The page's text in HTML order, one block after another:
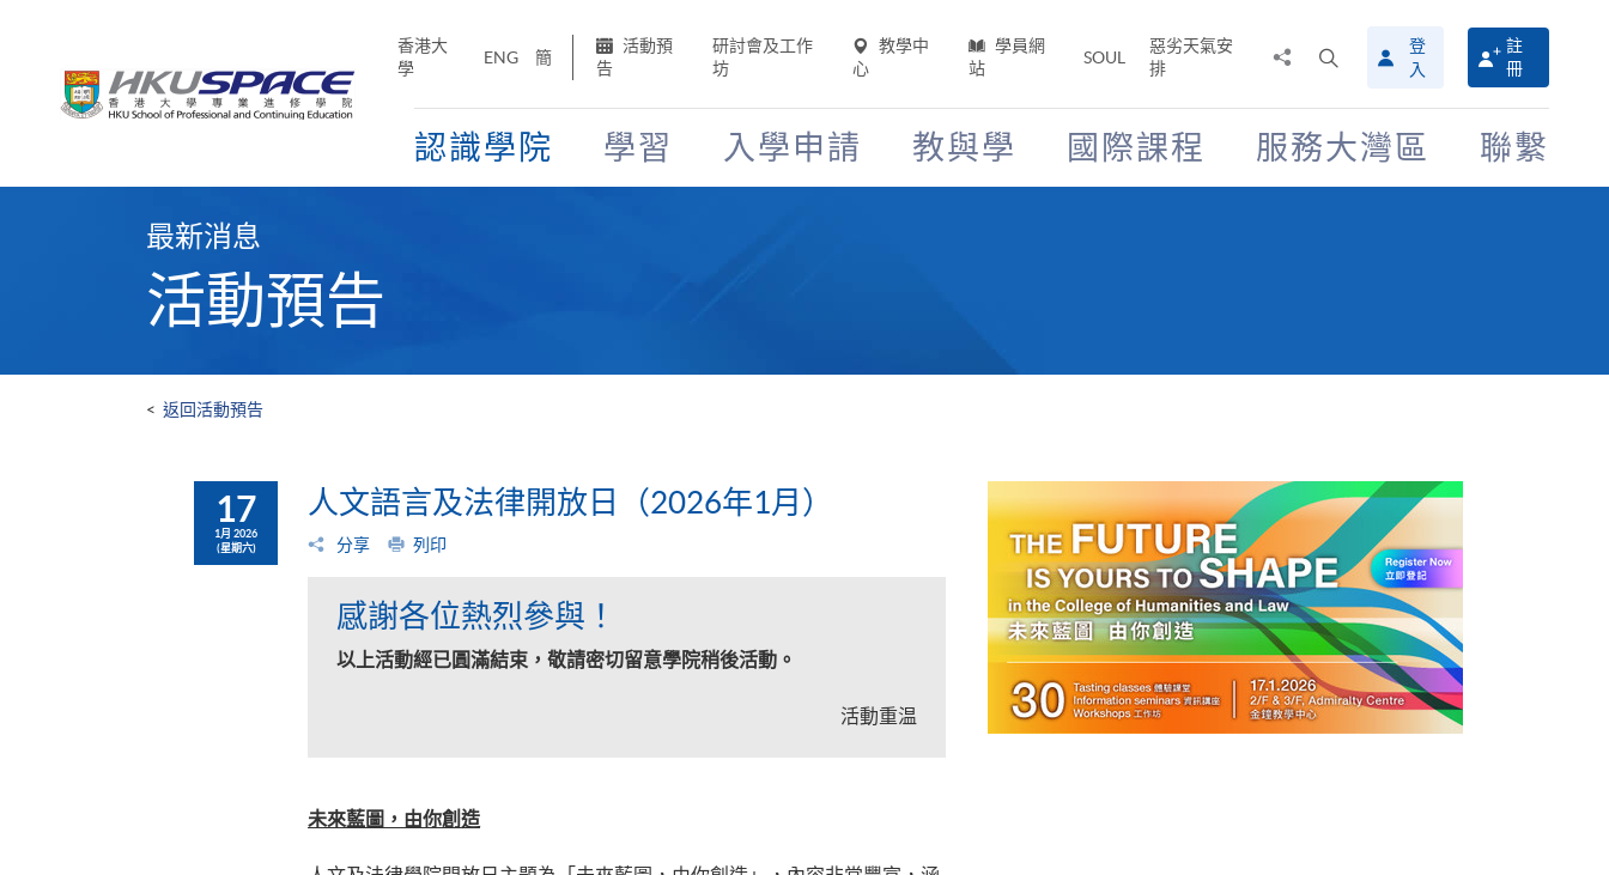
香港大
學
ENG 簡
活動預
告
研討會及工作
坊
教學中
心
學員網
站
SOUL
惡劣天氣安
排
搜
尋
介
面
登
入
註
冊
認識學院 學習 入學申請 教與學 國際課程 服務大灣區 聯繫
最新消息
活動預告
< 返回活動預告
17
1月 2026
(星期六)
人文語言及法律開放日（2026年1月）
分享 列印
感謝各位熱烈參與！
以上活動經已圓滿結束，敬請密切留意學院稍後活動。
活動重温
未來藍圖，由你創造